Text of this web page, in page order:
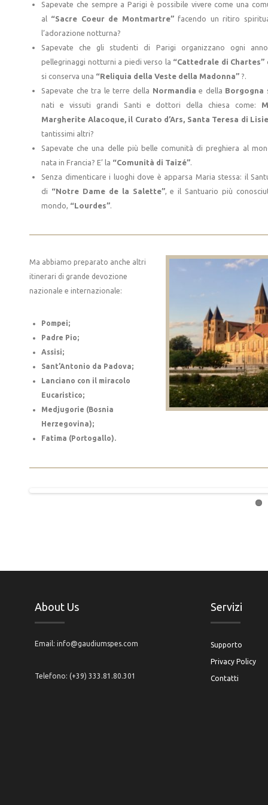
Sapevate che sempre a Parigi è possibile vivere come una
al “Sacre Coeur de Montmartre”facendo un ritiro
l’adorazione notturna?
Sapevate che gli studenti di Parigi organizzano ogni
pellegrinaggi notturni a piedi verso la “Cattedrale di Chartes”
si conserva una “Reliquia della Veste della Madonna” ?.
Sapevate che tra le terre della Normandia e della Borgogna
nati e vissuti grandi Santi e dottori della chiesa come:
Margherite Alacoque, il Curato d’Ars, Santa Teresa di
tantissimi altri?
Sapevate che una delle più belle comunità di preghiera al
nata in Francia? E’ la “Comunità di Taizé”
Senza dimenticare i luoghi dove è apparsa Maria stessa: il
di “Notre Dame de la Salette”, e il Santuario più
mondo, “Lourdes”
Ma abbiamo preparato anche altri
itinerari di grande devozione
nazionale e internazionale:
Pompei;
Padre Pio;
Assisi;
Sant’Antonio da Padova;
Lanciano con il miracolo
Eucaristico;
Medjugorie (Bosnia
Herzegovina);
Fatima (Portogallo).
About Us
Email: info@gaudiumspes.com
Telefono: (+39) 333.81.80.301
Servizi
Supporto
Privacy Policy
Contatti